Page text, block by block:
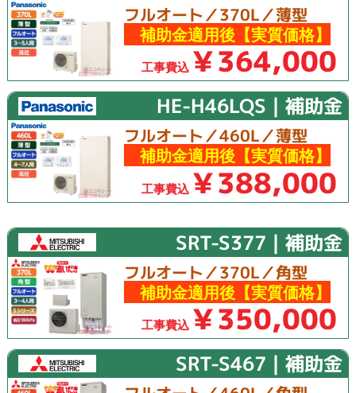
フルオート／370L／薄型
補助金適用後【実質価格】
工事費込 ￥364,000
HE-H46LQS｜補助金
フルオート／460L／薄型
補助金適用後【実質価格】
工事費込 ￥388,000
SRT-S377｜補助金
フルオート／370L／角型
補助金適用後【実質価格】
工事費込 ￥350,000
SRT-S467｜補助金